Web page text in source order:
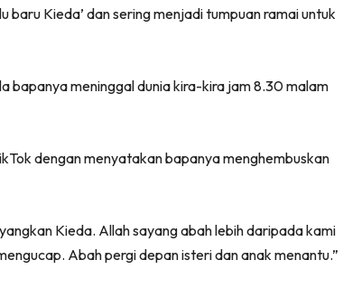
baru Kieda’ dan sering menjadi tumpuan ramai untuk
bapanya meninggal dunia kira-kira jam 8.30 malam
dengan menyatakan bapanya menghembuskan
Kieda. Allah sayang abah lebih daripada kami
Abah pergi depan isteri dan anak menantu.”